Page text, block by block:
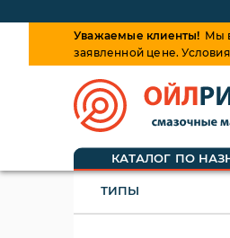
Уважаемые клиенты! Мы
заявленной цене.
КАТАЛОГ ПО
ТИПЫ